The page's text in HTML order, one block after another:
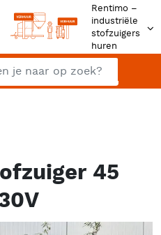
Rentimo –
industriële
stofzuigers
huren
45